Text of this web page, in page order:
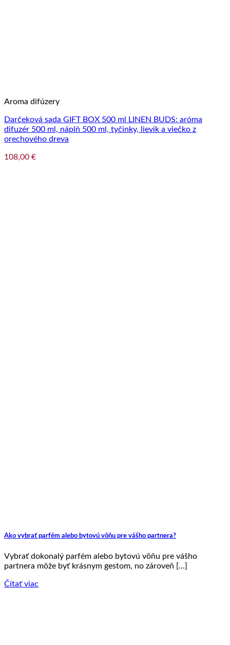
Aroma difúzery
Darčeková sada GIFT BOX 500 ml LINEN BUDS: aróma
difuzér 500 ml, náplň 500 ml, tyčinky, lievik a viečko z
orechového dreva
108,00 €
Ako vybrať parfém alebo bytovú vôňu pre vášho partnera?
Vybrať dokonalý parfém alebo bytovú vôňu pre vášho
partnera môže byť krásnym gestom, no zároveň [...]
Čítať viac